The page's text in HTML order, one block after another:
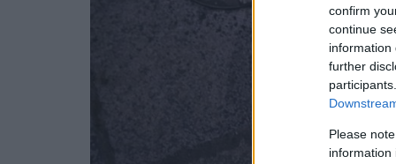
confirm
continue
information
further
Please
information